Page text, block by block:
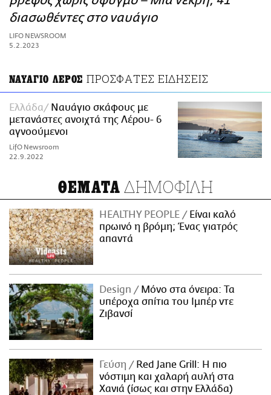
ΑΜΠΑ
PRINT
διασωθέντες στο ναυάγιο
LIFO NEWSROOM
5.2.2023
ΝΑΥΑΓΙΟ ΛΕΡΟΣ ΠΡΟΣΦΑΤΕΣ ΕΙΔΗΣΕΙΣ
Ελλάδα
Ναυάγιο σκάφους με
μετανάστες ανοιχτά της Λέρου- 6
αγνοούμενοι
LifO Newsroom
22.9.2022
ΘΕΜΑΤΑ ΔΗΜΟΦΙΛΗ
HEALTHY PEOPLE
Είναι καλό
πρωινό η βρόμη; Ένας γιατρός
απαντά
Design
Μόνο στα όνειρα: Τα
υπέροχα σπίτια του Ιμπέρ ντε
Ζιβανσί
Γεύση
Red Jane Grill: Η πιο
νόστιμη και χαλαρή αυλή στα
Χανιά (ίσως και στην Ελλάδα)